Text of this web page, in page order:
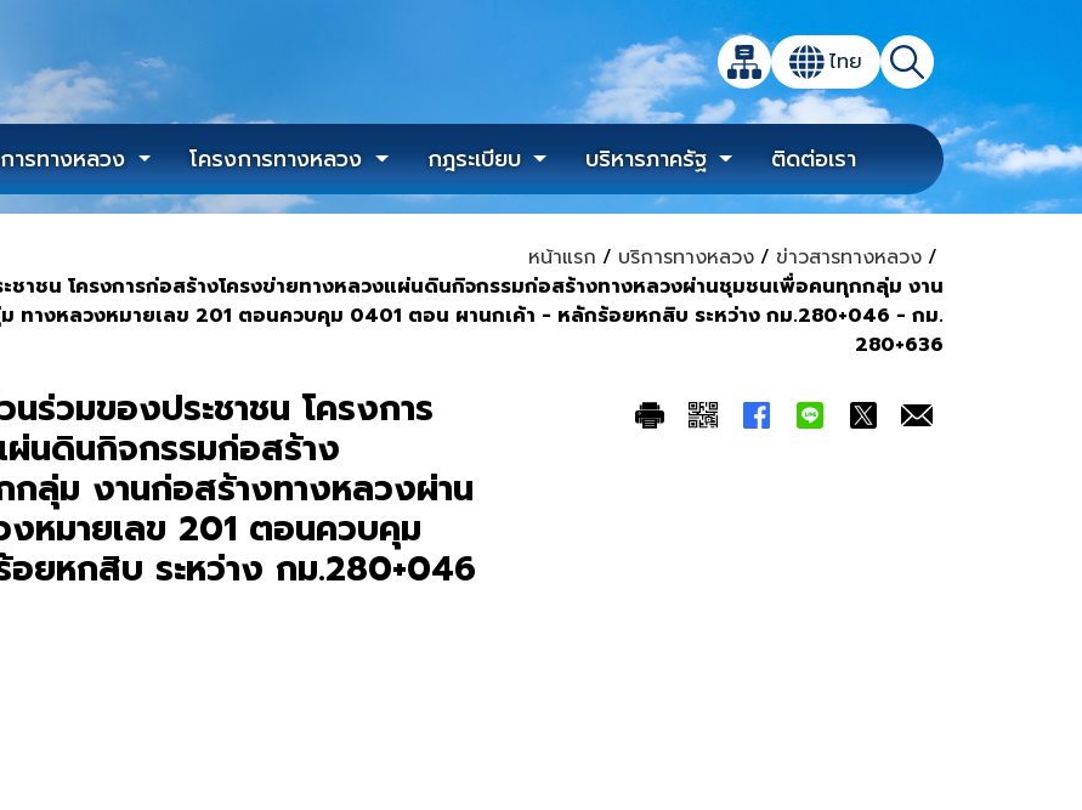
แผนผังเว็บไซต์
เปลี่ยนภาษา
ไทย ค้นหา
เปิดกล่องค้นหาข้อมูลหลักของเว็บไซต์
ารทางหลวง โครงการทางหลวง กฎระเบียบ บริหารภาครัฐ ติดต่อเรา
หน้าแรก / บริการทางหลวง / ข่าวสารทางหลวง /
ชาชน โครงการก่อสร้างโครงข่ายทางหลวงแผ่นดินกิจกรรมก่อสร้างทางหลวงผ่านชุมชนเพื่อคนทุกกลุ่ม งาน
ทางหลวงหมายเลข 201 ตอนควบคุม 0401 ตอน ผานกเค้า - หลักร้อยหกสิบ ระหว่าง กม.280+046 - กม.
280+636
ร่วมของประชาชน โครงการ
นดินกิจกรรมก่อสร้าง
ลุ่ม งานก่อสร้างทางหลวงผ่าน
หมายเลข 201 ตอนควบคุม
ยหกสิบ ระหว่าง กม.280+046